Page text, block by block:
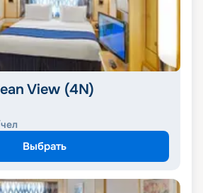
View (4N)
Выбрать